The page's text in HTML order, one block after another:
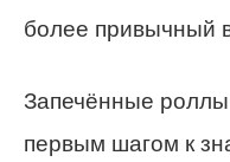
более привычный
Запечённые роллы
первым шагом к